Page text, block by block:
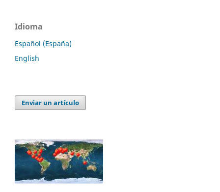
Idioma
Español (España)
English
Enviar un artículo